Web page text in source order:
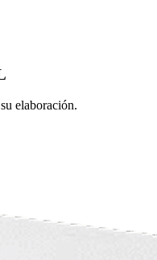
elaboración.